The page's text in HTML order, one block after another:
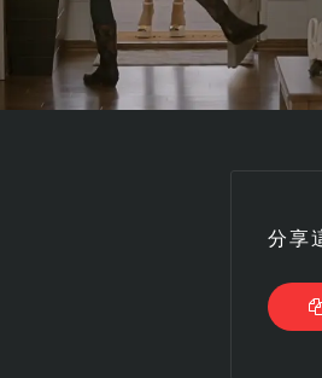
分享